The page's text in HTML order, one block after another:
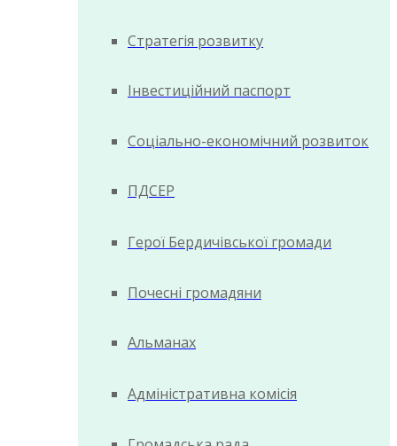
Стратегія розвитку
Інвестиційний паспорт
Соціально-економічний розвиток
ПДСЕР
Герої Бердичівської громади
Почесні громадяни
Альманах
Адміністративна комісія